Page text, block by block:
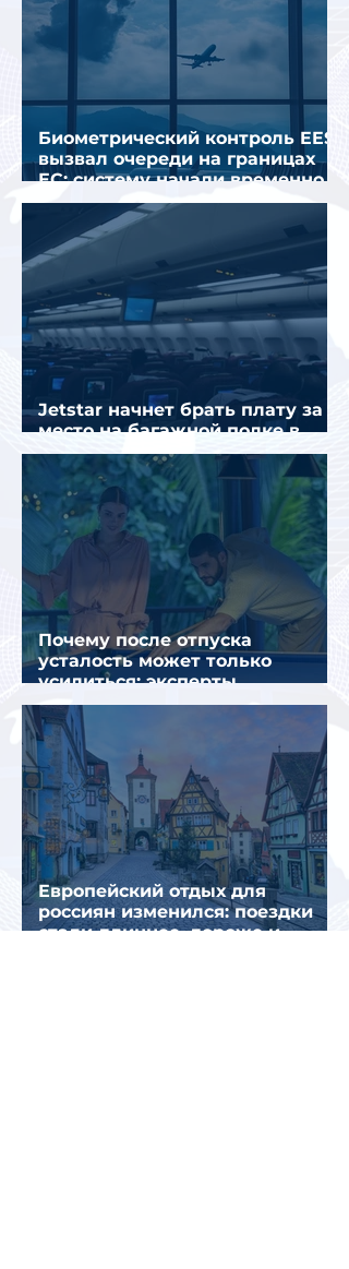
Биометрический контроль EES
вызвал очереди на границах
ЕС: систему начали временно
отключать
Jetstar начнет брать плату за
место на багажной полке в
салоне самолета
Почему после отпуска
усталость может только
усилиться: эксперты
объяснили причины
Европейский отдых для
россиян изменился: поездки
стали длиннее, дороже и